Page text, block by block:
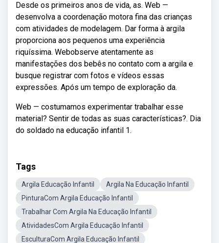
Desde os primeiros anos de vida, as. Web —
desenvolva a coordenação motora fina das crianças
com atividades de modelagem. Dar forma à argila
proporciona aos pequenos uma experiência
riquíssima. Webobserve atentamente as
manifestações dos bebês no contato com a argila e
busque registrar com fotos e vídeos essas
expressões. Após um tempo de exploração da.
Web — costumamos experimentar trabalhar esse
material? Sentir de todas as suas características?. Dia
do soldado na educação infantil 1.
Tags
Argila Educação Infantil
Argila Na Educação Infantil
PinturaCom Argila Educação Infantil
Trabalhar Com Argila Na Educação Infantil
AtividadesCom Argila Educação Infantil
EsculturaCom Argila Educação Infantil